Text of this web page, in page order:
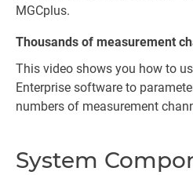
MGCplus.
Thousands of measurement
This video shows you how to
Enterprise software to
numbers of measurement
System